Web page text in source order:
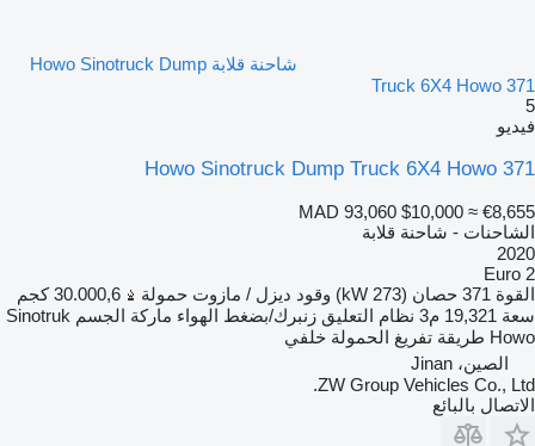
شاحنة قلابة Howo Sinotruck Dump
Truck 6X4 Howo 371
5
فيديو
Howo Sinotruck Dump Truck 6X4 Howo 371
MAD 93,060 $10,000 ≈ €8,655
الشاحنات - شاحنة قلابة
2020
Euro 2
القوة 371 حصان (273 kW) وقود ديزل / مازوت حمولة
30.000,6 كجم
سعة 19,321 م3 نظام التعليق زنبرك/بضغط الهواء ماركة الجسم Sinotruk
Howo طريقة تفريغ الحمولة خلفي
الصين، Jinan
ZW Group Vehicles Co., Ltd.
الاتصال بالبائع